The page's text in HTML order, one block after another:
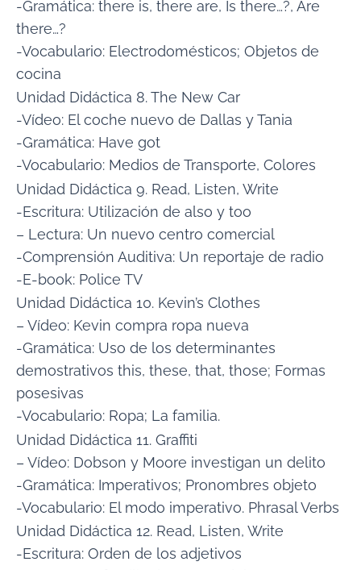
-Gramática: there is, there are, Is there…?, Are
there…?
-Vocabulario: Electrodomésticos; Objetos de
cocina
Unidad Didáctica 8. The New Car
-Vídeo: El coche nuevo de Dallas y Tania
-Gramática: Have got
-Vocabulario: Medios de Transporte, Colores
Unidad Didáctica 9. Read, Listen, Write
-Escritura: Utilización de also y too
– Lectura: Un nuevo centro comercial
-Comprensión Auditiva: Un reportaje de radio
-E-book: Police TV
Unidad Didáctica 10. Kevin’s Clothes
– Vídeo: Kevin compra ropa nueva
-Gramática: Uso de los determinantes
demostrativos this, these, that, those; Formas
posesivas
-Vocabulario: Ropa; La familia.
Unidad Didáctica 11. Graffiti
– Vídeo: Dobson y Moore investigan un delito
-Gramática: Imperativos; Pronombres objeto
-Vocabulario: El modo imperativo. Phrasal Verbs
Unidad Didáctica 12. Read, Listen, Write
-Escritura: Orden de los adjetivos